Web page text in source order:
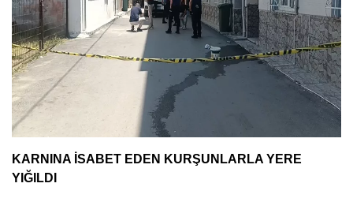
KARNINA İSABET EDEN KURŞUNLARLA YERE
YIĞILDI